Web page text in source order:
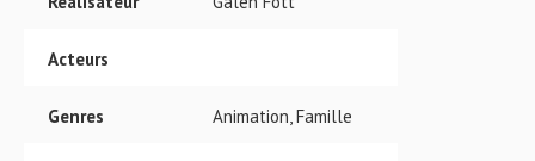
Acteurs
Genres Animation, Famille